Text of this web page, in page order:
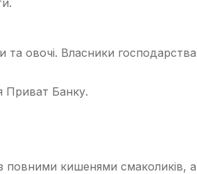
овочі. Власники
Приват Банку.
кишенями смаколиків, а